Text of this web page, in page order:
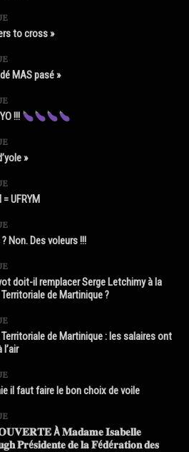
to cross »
MAS pasé »
!!!
»
= UFRYM
Non. Des voleurs !!!
doit-il remplacer Serge Letchimy à la
de Martinique ?
de Martinique : les salaires ont
il faut faire le bon choix de voile
À 𝐌𝐚𝐝𝐚𝐦𝐞 𝐈𝐬𝐚𝐛𝐞𝐥𝐥𝐞
𝐏𝐫é𝐬𝐢𝐝𝐞𝐧𝐭𝐞 𝐝𝐞 𝐥𝐚 𝐅é𝐝é𝐫𝐚𝐭𝐢𝐨𝐧 𝐝𝐞𝐬